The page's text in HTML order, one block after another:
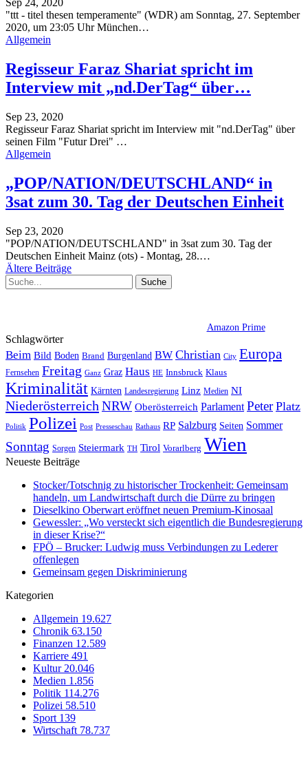
Sep 24, 2020
"ttt - titel thesen temperamente" (WDR) am Sonntag, 27. September
2020, um 23:05 UhrMünchen…
Allgemein
Regisseur Faraz Shariat spricht im
Interview mit „nd.DerTag“ über…
Sep 23, 2020
Regisseur Faraz Shariat spricht im Interview mit "nd.DerTag" über
seinen Film "Futur Drei" …
Allgemein
„POP/NATION/DEUTSCHLAND“ in
3sat zum 30. Tag der Deutschen Einheit
Sep 23, 2020
"POP/NATION/DEUTSCHLAND" in 3sat zum 30. Tag der
Deutschen Einheit Mainz (ots) - Montag, 28.…
Ältere Beiträge
Amazon Prime
Schlagwörter
Beim Bild Boden Brand Burgenland BW Christian City Europa
Fernsehen Freitag Ganz Graz Haus HE Innsbruck Klaus
Kriminalität Kärnten Landesregierung Linz Medien NI
Niederösterreich NRW Oberösterreich Parlament Peter Platz
Politik Polizei Post Presseschau Rathaus RP Salzburg Seiten Sommer
Sonntag Sorgen Steiermark TH Tirol Vorarlberg Wien
Neueste Beiträge
Stocker/Totschnig zu historischer Trockenheit: Gemeinsam
handeln, um Landwirtschaft durch die Dürre zu bringen
Dieselkino Oberwart eröffnet neuen Premium-Kinosaal
Gewessler: „Wo versteckt sich eigentlich die Bundesregierung
in dieser Krise?“
FPÖ – Brucker: Ludwig muss Verbindungen zu Lederer
offenlegen
Gemeinsam gegen Diskriminierung
Kategorien
Allgemein 19.627
Chronik 63.150
Finanzen 12.589
Karriere 491
Kultur 20.046
Medien 1.856
Politik 114.276
Polizei 58.510
Sport 139
Wirtschaft 78.737